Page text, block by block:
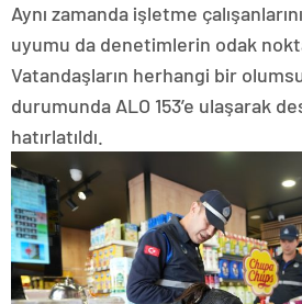
Aynı zamanda işletme
uyumu da denetimlerin odak
Vatandaşların herhangi bir
durumunda ALO 153’e ulaşarak
hatırlatıldı.